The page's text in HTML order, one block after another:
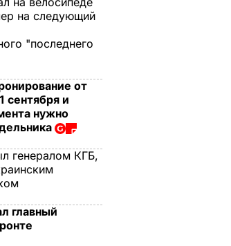
на следующий
"последнего
от
сентября и
нужно
генералом КГБ,
главный